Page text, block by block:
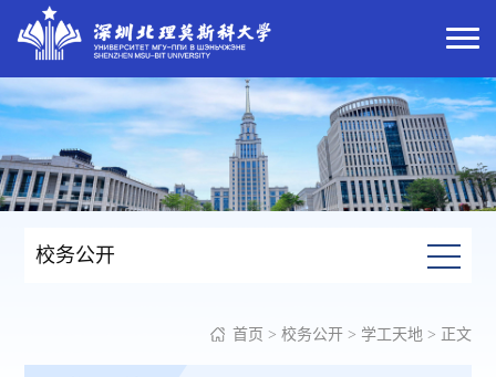
校务公开
首页 > 校务公开> 学工天地> 正文